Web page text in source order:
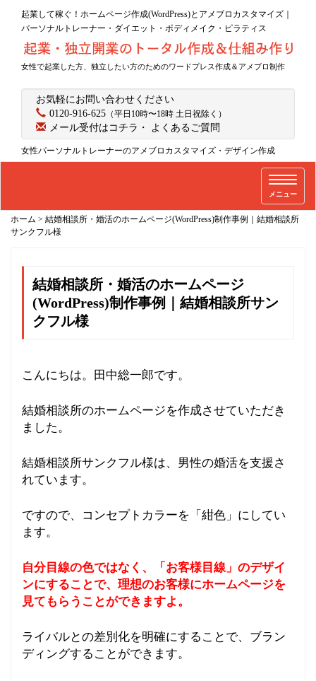
起業して稼ぐ！ホームページ作成(WordPress)とアメブロカスタマイズ｜
パーソナルトレーナー・ダイエット・ボディメイク・ピラティス
女性で起業した方、独立したい方のためのワードプレス作成＆アメブロ制作
お気軽にお問い合わせください
0120-916-625 （平日10時〜18時 土日祝除く）
メール受付はコチラ ・ よくあるご質問
女性パーソナルトレーナーのアメブロカスタマイズ・デザイン作成
T
o
g
メニュー
ホーム > 結婚相談所・婚活のホームページ(WordPress)制作事例｜結婚相談所
サンクフル様
結婚相談所・婚活のホームページ
(WordPress)制作事例｜結婚相談所サン
クフル様
こんにちは。田中総一郎です。
結婚相談所のホームページを作成させていただき
ました。
結婚相談所サンクフル様は、男性の婚活を支援さ
れています。
ですので、コンセプトカラーを「紺色」にしてい
ます。
自分目線の色ではなく、「お客様目線」のデザイ
ンにすることで、理想のお客様にホームページを
見てもらうことができますよ。
ライバルとの差別化を明確にすることで、ブラン
ディングすることができます。